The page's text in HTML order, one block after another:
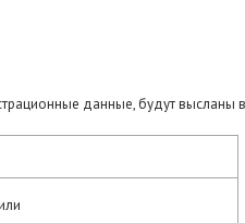
данные, будут высланы